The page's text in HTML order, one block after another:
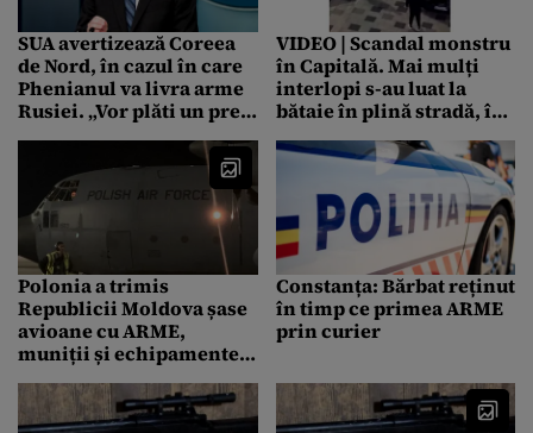
SUA avertizează Coreea
de Nord, în cazul în care
Phenianul va livra arme
Rusiei. „Vor plăti un preț
VIDEO | Scandal monstru
în Capitală. Mai mulți
interlopi s-au luat la
bătaie în plină stradă, în
zonă stăteau și se uitau
Polonia a trimis
Republicii Moldova șase
avioane cu ARME,
muniții și echipamente:
nostru”
Constanța: Bărbat reținut
în timp ce primea ARME
prin curier